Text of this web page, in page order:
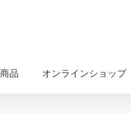
品 オンラインショップ